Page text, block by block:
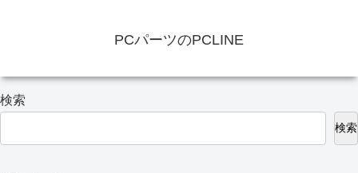
PCパーツのPCLINE
検索
検索